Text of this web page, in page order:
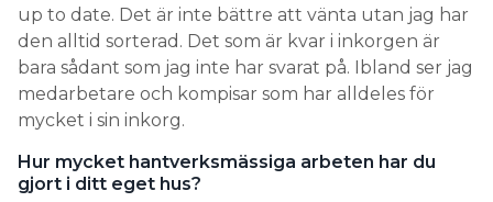
up to date. Det är inte bättre att vänta utan jag har
den alltid sorterad. Det som är kvar i inkorgen är
bara sådant som jag inte har svarat på. Ibland ser jag
medarbetare och kompisar som har alldeles för
mycket i sin inkorg.
Hur mycket hantverksmässiga arbeten har du
gjort i ditt eget hus?